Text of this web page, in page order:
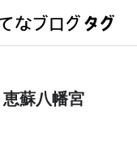
恵蘇八幡宮